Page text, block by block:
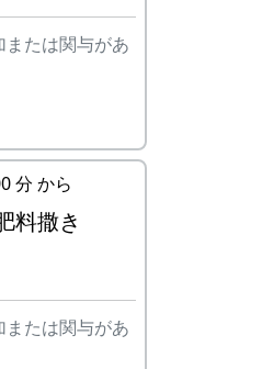
て、それが
肉のバーベ
雨のために
のだ。
も出来なく
しません。
たは関与があ
分 から
料撒き
たは関与があ